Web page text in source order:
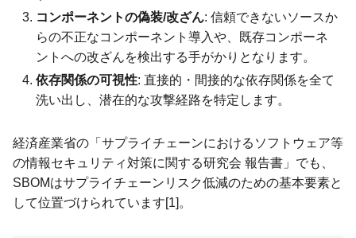
コンポーネントの偽装/改ざん: 信頼できないソースか
らの不正なコンポーネント導入や、既存コンポーネ
ントへの改ざんを検出する手がかりとなります。
依存関係の可視性: 直接的・間接的な依存関係を全て
洗い出し、潜在的な攻撃経路を特定します。
経済産業省の「サプライチェーンにおけるソフトウェア等
の情報セキュリティ対策に関する研究会 報告書」でも、
SBOMはサプライチェーンリスク低減のための基本要素と
して位置づけられています[1]。